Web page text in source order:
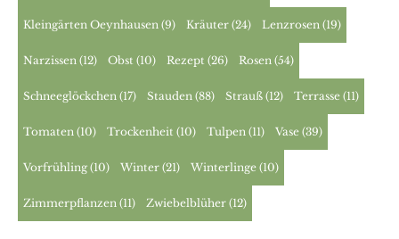
Kleingärten Oeynhausen (9) Kräuter (24) Lenzrosen (19)
Narzissen (12) Obst (10) Rezept (26) Rosen (54)
Schneeglöckchen (17) Stauden (88) Strauß (12) Terrasse (11)
Tomaten (10) Trockenheit (10) Tulpen (11) Vase (39)
Vorfrühling (10) Winter (21) Winterlinge (10)
Zimmerpflanzen (11) Zwiebelblüher (12)